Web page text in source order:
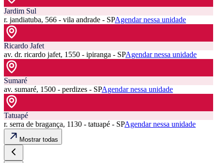
Jardim Sul
r. jandiatuba, 566 - vila andrade - SPAgendar nessa unidade
Ricardo Jafet
av. dr. ricardo jafet, 1550 - ipiranga - SPAgendar nessa unidade
Sumaré
av. sumaré, 1500 - perdizes - SPAgendar nessa unidade
Tatuapé
r. serra de bragança, 1130 - tatuapé - SPAgendar nessa unidade
Mostrar todas